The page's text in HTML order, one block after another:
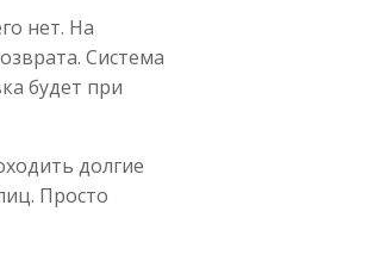
нет. На
Система
будет при
долгие
Просто